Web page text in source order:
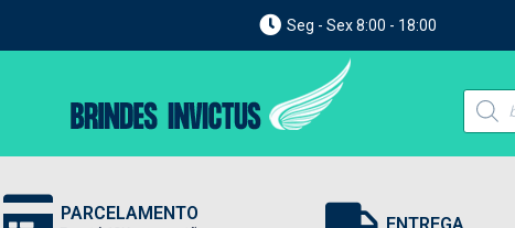
Seg - Sex 8:00 - 18:00
PARCELAMENTO